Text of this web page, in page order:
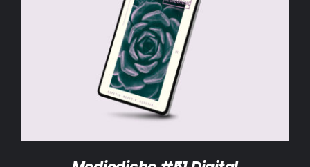
AÑADIR AL CARRITO /